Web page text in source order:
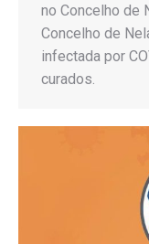
no Concelho de
Concelho de
infectada por
curados.